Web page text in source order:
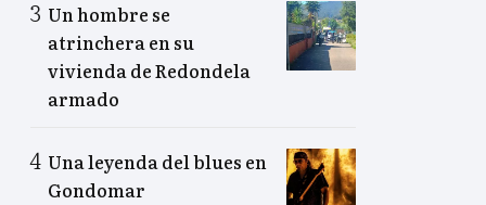
Un hombre se
atrinchera en su
vivienda de Redondela
armado
Una leyenda del blues en
Gondomar